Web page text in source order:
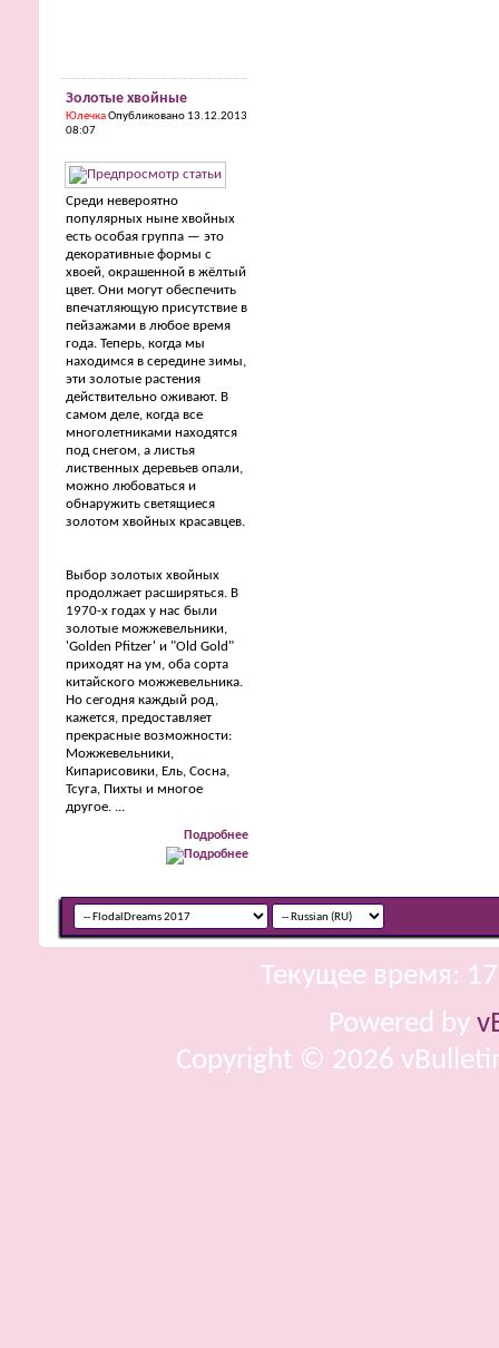
Золотые хвойные
ЮлечкаОпубликовано 13.12.2013
08:07
Среди невероятно
популярных ныне хвойных
есть особая группа — это
декоративные формы с
хвоей, окрашенной в жёлтый
цвет. Они могут обеспечить
впечатляющую присутствие в
пейзажами в любое время
года. Теперь, когда мы
находимся в середине зимы,
эти золотые растения
действительно оживают. В
самом деле, когда все
многолетниками находятся
под снегом, а листья
лиственных деревьев опали,
можно любоваться и
обнаружить светящиеся
золотом хвойных красавцев.
Выбор золотых хвойных
продолжает расширяться. В
1970-х годах у нас были
золотые можжевельники,
'Golden Pfitzer' и "Old Gold"
приходят на ум, оба сорта
китайского можжевельника.
Но сегодня каждый род,
кажется, предоставляет
прекрасные возможности:
Можжевельники,
Кипарисовики, Ель, Сосна,
Тсуга, Пихты и многое
другое. ...
Подробнее
Текущее время:
Powered by
Copyright © 2026